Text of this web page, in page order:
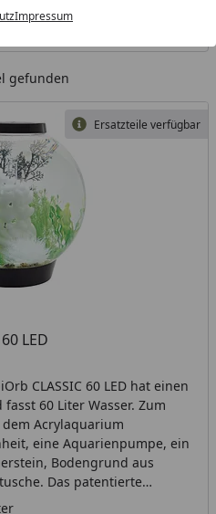
Impressum
gefunden
Ersatzteile verfügbar
LED
CLASSIC 60 LED hat einen
60 Liter Wasser. Zum
Acrylaquarium
eine Aquarienpumpe, ein
Bodengrund aus
Das patentierte
Fuß des Aquariums